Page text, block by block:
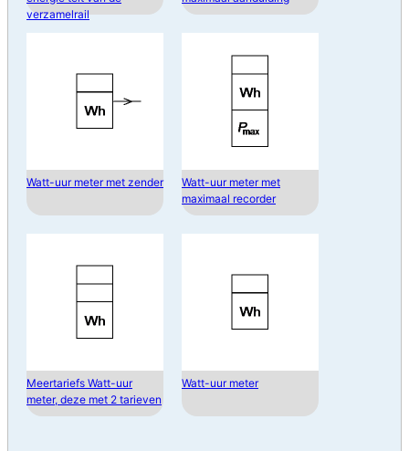
verzamelrail
Watt-uur meter met zender
Watt-uur meter met
maximaal recorder
Meertariefs Watt-uur
meter, deze met 2 tarieven
Watt-uur meter